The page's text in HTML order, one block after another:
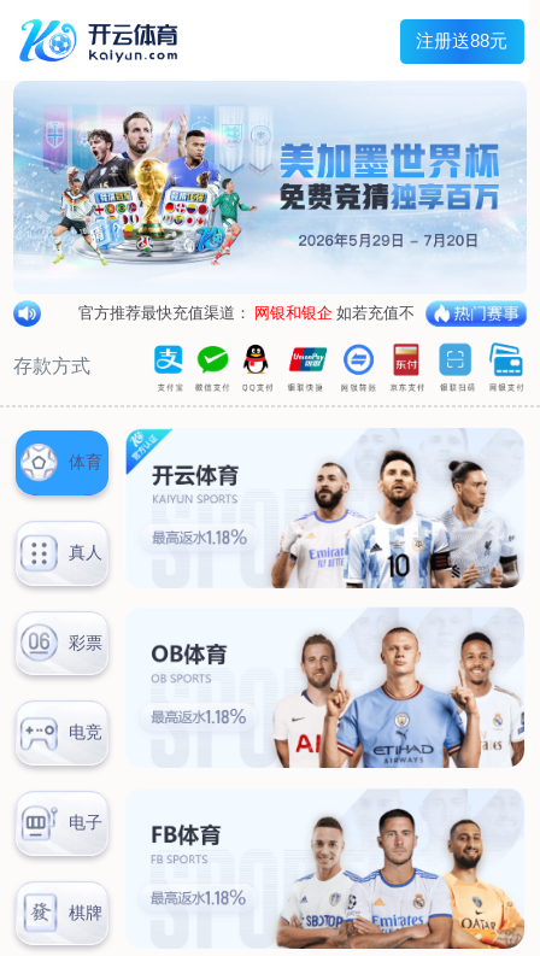
Menu
网站首页
关于我们
产品中心
荣誉资质
厂区设备
人才招聘
新闻中心
销售网点